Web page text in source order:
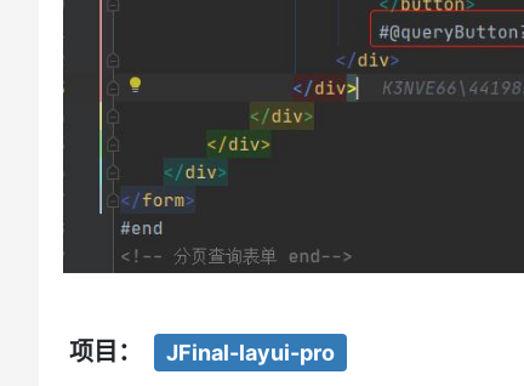
项目： JFinal-layui-pro